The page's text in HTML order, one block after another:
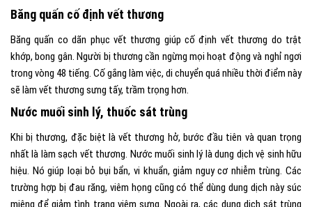
Băng quấn cố định vết thương
Băng quấn co dãn phục vết thương giúp cố định vết thương do trật
khớp, bong gân. Người bị thương cần ngừng mọi hoạt động và nghỉ ngơi
trong vòng 48 tiếng. Cố gắng làm việc, di chuyển quá nhiều thời điểm này
sẽ làm vết thương sưng tấy, trầm trọng hơn.
Nước muối sinh lý, thuốc sát trùng
Khi bị thương, đặc biệt là vết thương hở, bước đầu tiên và quan trọng
nhất là làm sạch vết thương. Nước muối sinh lý là dung dịch vệ sinh hữu
hiệu. Nó giúp loại bỏ bụi bẩn, vi khuẩn, giảm nguy cơ nhiễm trùng. Các
trường hợp bị đau răng, viêm họng cũng có thể dùng dung dịch này súc
miệng để giảm tình trạng viêm sưng. Ngoài ra, các dung dịch sát trùng